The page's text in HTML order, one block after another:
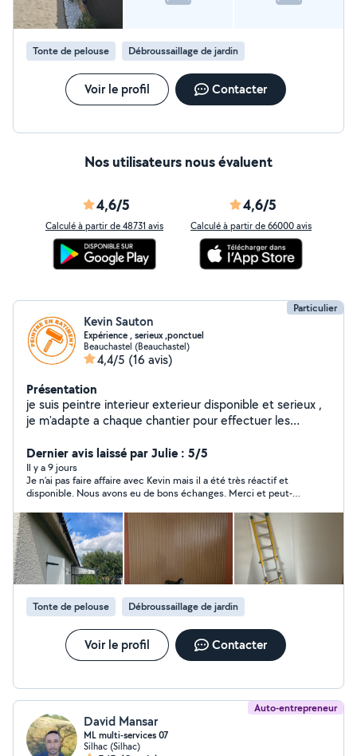
Tonte de pelouse Débroussaillage de jardin
Voir le profil Contacter
Nos utilisateurs nous évaluent
4,6/5
Calculé à partir de 48731 avis
4,6/5
Calculé à partir de 66000 avis
Particulier
Kevin Sauton
Expérience , serieux ,ponctuel
Beauchastel (Beauchastel)
4,4/5 (16 avis)
Présentation
je suis peintre interieur exterieur disponible et serieux ,
je m'adapte a chaque chantier pour effectuer les
les satisfaires joint de placo ponçage a la giraf peintures
tout supports ( bois, metal, façades) peinture au sol
peinture façades ratissages pose de toile de verre
plafond/murs detapissage et pose de tapisserie
preparations des supports avants peintures bande fibré
sur fissures nettoyage chantier protection sols avant
travaux. je peu aussi faire des travaux en hauteur en
peinture. pose parquet flottant , VOIR photos de mes
réalisations chantier je suis diplomé cap peintre .
permisB je me deplace peu importe la distance et je
suis disponible rapidement pour arranger au mieu mon
Dernier avis laissé par Julie : 5/5
Il y a 9 jours
Je n’ai pas faire affaire avec Kevin mais il a été très réactif et
disponible. Nous avons eu de bons échanges. Merci et peut-
Tonte de pelouse Débroussaillage de jardin
Voir le profil Contacter
Auto-entrepreneur
David Mansar
ML multi-services 07
Silhac (Silhac)